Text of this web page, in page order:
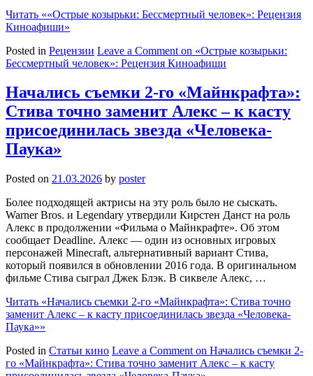
Читать ««Острые козырьки: Бессмертный человек»: Рецензия
Киноафиши»
Posted in Рецензии Leave a Comment on «Острые козырьки:
Бессмертный человек»: Рецензия Киноафиши
Начались съемки 2-го «Майнкрафта»:
Стива точно заменит Алекс – к касту
присоединилась звезда «Человека-
Паука»
Posted on 21.03.2026 by poster
Более подходящей актрисы на эту роль было не сыскать.
Warner Bros. и Legendary утвердили Кирстен Данст на роль
Алекс в продолжении «Фильма о Майнкрафте». Об этом
сообщает Deadline. Алекс — один из основных игровых
персонажей Minecraft, альтернативный вариант Стива,
который появился в обновлении 2016 года. В оригинальном
фильме Стива сыграл Джек Блэк. В сиквеле Алекс, …
Читать «Начались съемки 2-го «Майнкрафта»: Стива точно
заменит Алекс – к касту присоединилась звезда «Человека-
Паука»»
Posted in Статьи кино Leave a Comment on Начались съемки 2-
го «Майнкрафта»: Стива точно заменит Алекс – к касту